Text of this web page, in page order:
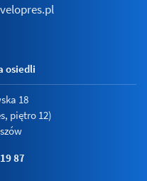
osiedli
18
piętro 12)
87